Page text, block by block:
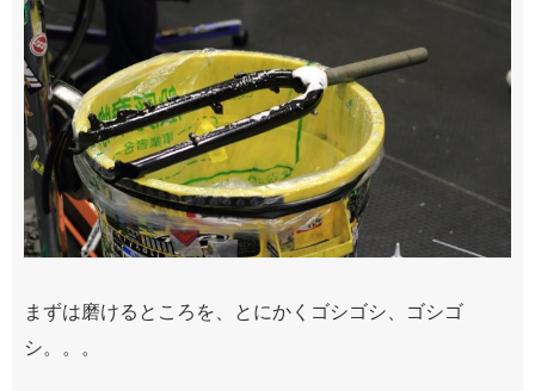
まずは磨けるところを、とにかくゴシゴシ、ゴシゴ
シ。。。